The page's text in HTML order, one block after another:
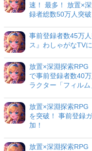
速！ 最多！ 放置×
録者総数50万人突破
事前登録者数45万
ス』わしゃがなTV
放置×深淵探索RPG
で事前登録者数40
ラクター「フィルム
放置×深淵探索RPG
を突破！ 事前登録
加！
放置×深淵探索RPG